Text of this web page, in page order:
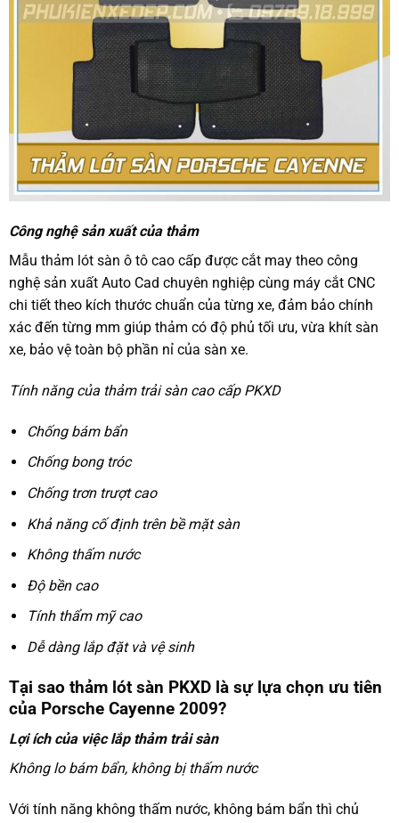
Công nghệ sản xuất của thảm
Mẫu thảm lót sàn ô tô cao cấp được cắt may theo công
nghệ sản xuất Auto Cad chuyên nghiệp cùng máy cắt CNC
chi tiết theo kích thước chuẩn của từng xe, đảm bảo chính
xác đến từng mm giúp thảm có độ phủ tối ưu, vừa khít sàn
xe, bảo vệ toàn bộ phần nỉ của sàn xe.
Tính năng của thảm trải sàn cao cấp PKXD
Chống bám bẩn
Chống bong tróc
Chống trơn trượt cao
Khả năng cố định trên bề mặt sàn
Không thấm nước
Độ bền cao
Tính thẩm mỹ cao
Dễ dàng lắp đặt và vệ sinh
Tại sao thảm lót sàn PKXD là sự lựa chọn ưu tiên
của Porsche Cayenne 2009?
Lợi ích của việc lắp thảm trải sàn
Không lo bám bẩn, không bị thấm nước
Với tính năng không thấm nước, không bám bẩn thì chủ